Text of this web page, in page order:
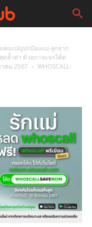
คมเปญปกป้องแม่-ลูกจาก
ล้ำค่า ด้วยการแจกโค้ด
คม 2567
WHOSCALL-